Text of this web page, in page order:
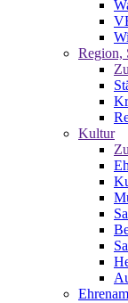
Region,
Kultur